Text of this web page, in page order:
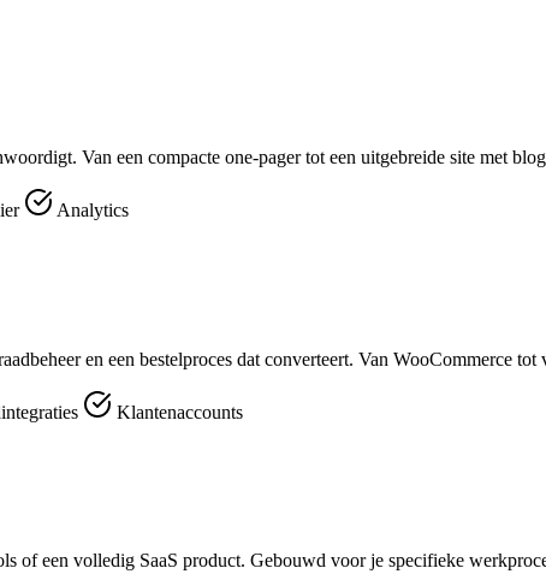
Van een compacte one-pager tot een uitgebreide site met
Analytics
en een bestelproces dat converteert. Van WooCommerce
Klantenaccounts
of een volledig SaaS product. Gebouwd voor je specifieke